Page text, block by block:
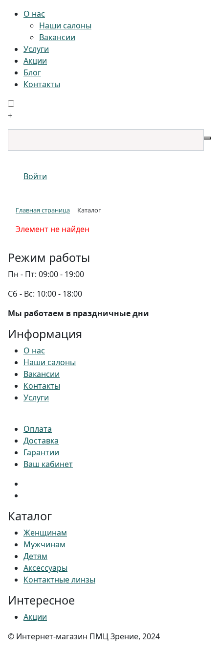
О нас
Наши салоны
Вакансии
Услуги
Акции
Блог
Контакты
+
Войти
Главная страница Каталог
Элемент не найден
Режим работы
Пн - Пт: 09:00 - 19:00
Сб - Вс: 10:00 - 18:00
Мы работаем в праздничные дни
Информация
О нас
Наши салоны
Вакансии
Контакты
Услуги
Оплата
Доставка
Гарантии
Ваш кабинет
Каталог
Женщинам
Мужчинам
Детям
Аксессуары
Контактные линзы
Интересное
Акции
© Интернет-магазин ПМЦ Зрение, 2024